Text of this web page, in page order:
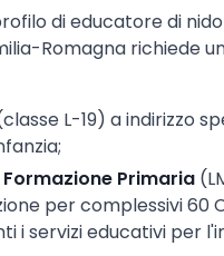
di educatore di
Romagna richiede
L-19) a indirizzo
Primaria
per complessivi 60
i servizi educativi per